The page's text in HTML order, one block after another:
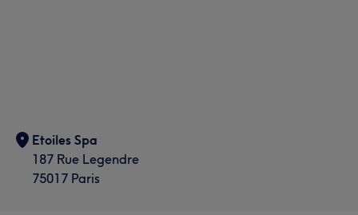
Etoiles Spa
187 Rue Legendre
75017 Paris